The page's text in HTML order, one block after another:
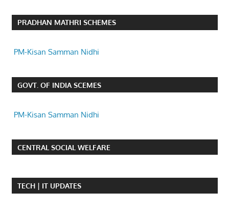
PRADHAN MATHRI SCHEMES
PM-Kisan Samman Nidhi
GOVT. OF INDIA SCEMES
PM-Kisan Samman Nidhi
CENTRAL SOCIAL WELFARE
TECH | IT UPDATES